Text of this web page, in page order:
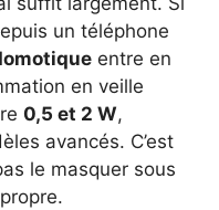
un téléphone
entre en
en veille
0,5 et 2 W,
avancés. C’est
le masquer sous